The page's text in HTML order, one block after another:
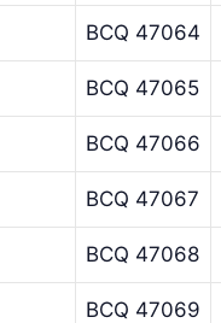
BCQ 47064
BCQ 47065
BCQ 47066
BCQ 47067
BCQ 47068
BCQ 47069